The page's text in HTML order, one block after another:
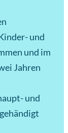
und
und im
Jahren
und